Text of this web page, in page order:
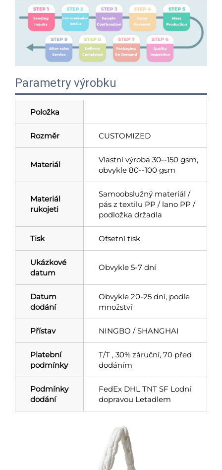
Parametry výrobku
Položka
Rozměr CUSTOMIZED
Materiál
Vlastní výroba 30--150 gsm,
obvykle 80--100 gsm
Materiál
rukojeti
Samoobslužný materiál /
pás z textilu PP / lano PP /
podložka držadla
Tisk Ofsetní tisk
Ukázkové
datum
Obvykle 5-7 dní
Datum
dodání
Obvykle 20-25 dní, podle
množství
Přístav NINGBO / SHANGHAI
Platební
podmínky
T/T , 30% záruční, 70 před
dodáním
Podmínky
dodání
FedEx DHL TNT SF Lodní
dopravou Letadlem